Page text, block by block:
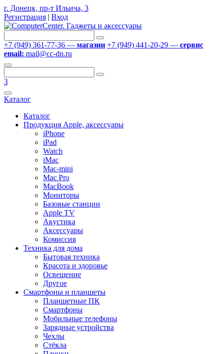
г. Донецк, пр-т Ильича, 3
Регистрация | Вход
+7 (949) 361-77-36 — магазин +7 (949) 441-20-29 — сервис
email: mail@cc-dn.ru
3
Каталог
Каталог
Продукция Apple, аксессуары
iPhone
iPad
Watch
iMac
Mac-mini
Mac Pro
MacBook
Мониторы
Базовые станции
Apple TV
Акустика
Аксессуары
Комиссия
Техника для дома
Бытовая техника
Красота и здоровье
Освещение
Другое
Смартфоны и планшеты
Планшетные ПК
Смартфоны
Мобильные телефоны
Зарядные устройства
Чехлы
Стёкла